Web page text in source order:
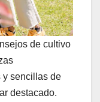
de cultivo
y sencillas de
destacado.